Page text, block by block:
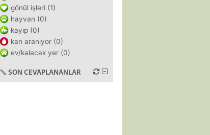
gönül işleri (1)
hayvan (0)
kayıp (0)
kan aranıyor (0)
ev/kalacak yer (0)
SON CEVAPLANANLAR